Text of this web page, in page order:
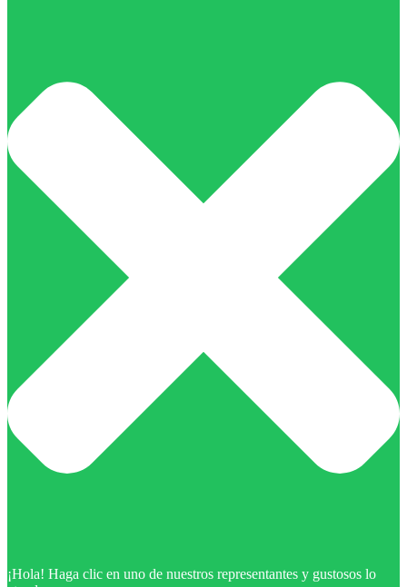
¡Hola! Haga clic en uno de nuestros representantes y gustosos lo